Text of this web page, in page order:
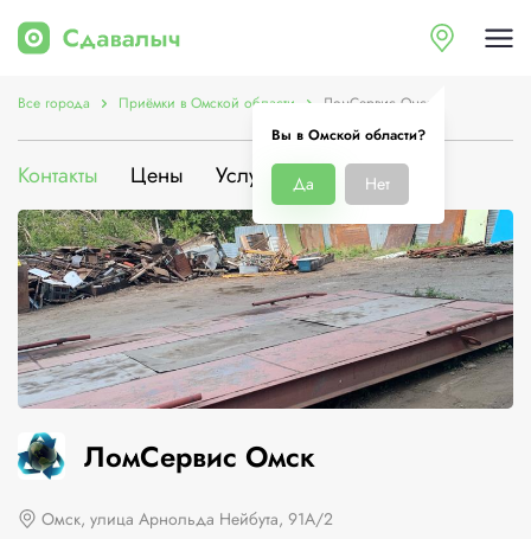
Вы в Омской области?
Да Нет
Все города Приёмки в Омской области ЛомСервис Омск
Контакты Цены Услуги О компании
ЛомСервис Омск
Омск, улица Арнольда Нейбута, 91А/2